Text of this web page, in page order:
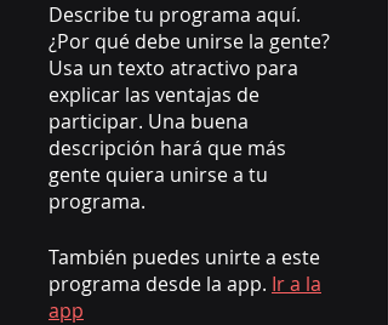
Describe tu programa aquí.
¿Por qué debe unirse la gente?
Usa un texto atractivo para
explicar las ventajas de
participar. Una buena
descripción hará que más
gente quiera unirse a tu
programa.
También puedes unirte a este
programa desde la app. Ir a la
app